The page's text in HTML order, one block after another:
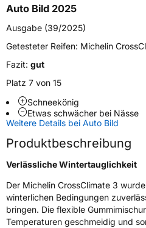
FahrzeugtypPKW
Verwendung
Modellname
Fahrzeugart PKW & SUV
ZustandNeureifen
M+S
Auto Bild 2025
Ausgabe (39/2025)
Getesteter Reifen: Michelin
Fazit: gut
Platz 7 von 15
Schneekönig
Etwas schwächer bei Nässe
Weitere Details bei Auto Bild
Produktbeschreibung
Verlässliche Wintertauglichkeit
Der Michelin CrossClimate 3
winterlichen Bedingungen
bringen. Die flexible
Temperaturen geschmeidig und